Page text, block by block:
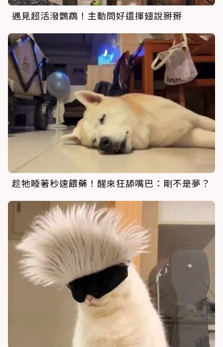
遇見超活潑鸚鵡！主動問好還揮翅說掰掰
趁牠睡著秒速餵藥！醒來狂舔嘴巴：剛不是夢？